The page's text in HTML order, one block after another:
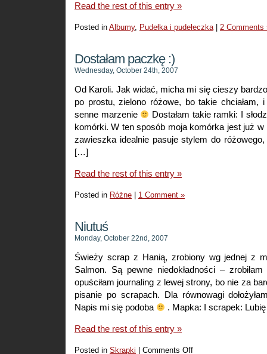
Read the rest of this entry »
Posted in Albumy, Pudełka i pudełeczka| 2 Comments
Dostałam paczkę :)
Wednesday, October 24th, 2007
Od Karoli. Jak widać, micha mi się cieszy
po prostu, zielono różowe, bo takie chciałam,
senne marzenie
Dostałam takie ramki: I
komórki. W ten sposób moja komórka jest już w
zawieszka idealnie pasuje stylem do
[…]
Read the rest of this entry »
Posted in Różne 1 Comment »
Niutuś
Monday, October 22nd, 2007
Świeży scrap z Hanią, zrobiony wg jednej z
Salmon. Są pewne niedokładności –
opuściłam journaling z lewej strony, bo nie za
pisanie po scrapach. Dla równowagi
Napis mi się podoba
. Mapka: I scrapek:
Read the rest of this entry »
Posted in Skrapki Comments Offon